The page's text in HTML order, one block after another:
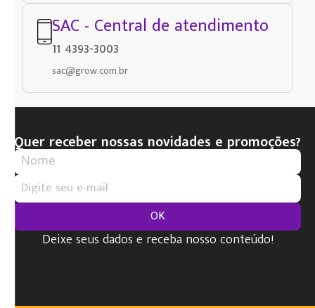
SAC - Central de atendimento
11 4393-3003
sac@grow.com.br
Quer receber nossas novidades e promoções?
OK
Deixe seus dados e receba nosso conteúdo!